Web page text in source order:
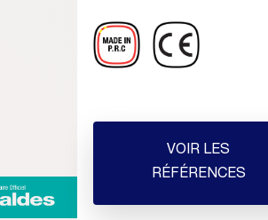
VOIR LES
RÉFÉRENCES